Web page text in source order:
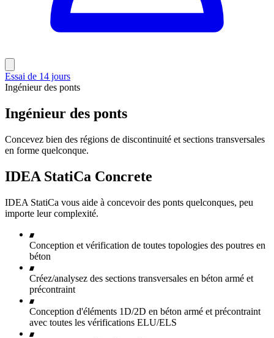
Essai de 14 jours
Ingénieur des ponts
Ingénieur des ponts
Concevez bien des régions de discontinuité et sections transversales
en forme quelconque.
IDEA StatiCa Concrete
IDEA StatiCa vous aide à concevoir des ponts quelconques, peu
importe leur complexité.
Conception et vérification de toutes topologies des poutres en
béton
Créez/analysez des sections transversales en béton armé et
précontraint
Conception d'éléments 1D/2D en béton armé et précontraint
avec toutes les vérifications ELU/ELS